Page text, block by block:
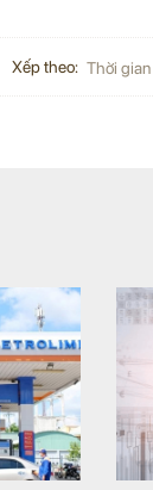
Xếp theo: Thời gian